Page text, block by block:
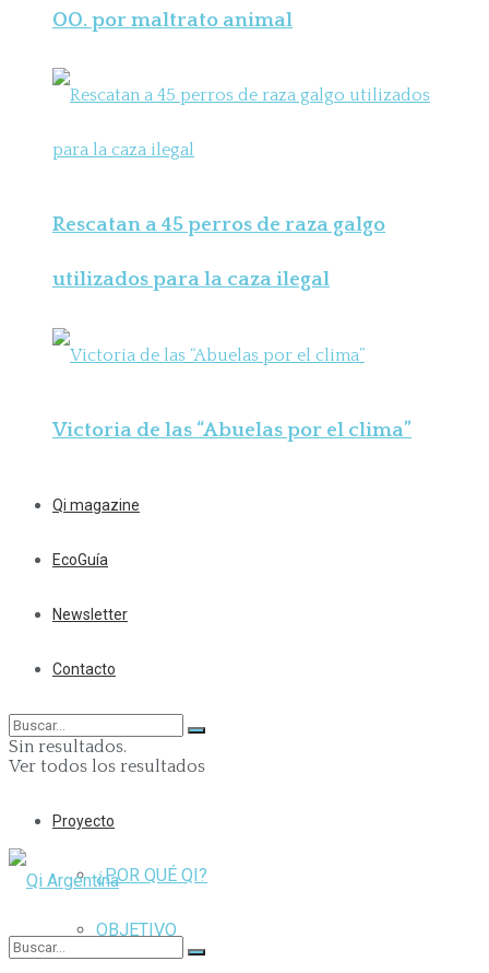
OO. por maltrato animal
Rescatan a 45 perros de raza galgo
utilizados para la caza ilegal
Victoria de las “Abuelas por el clima”
Qi magazine
EcoGuía
Newsletter
Contacto
Sin resultados.
Ver todos los resultados
Proyecto
¿POR QUÉ QI?
OBJETIVO